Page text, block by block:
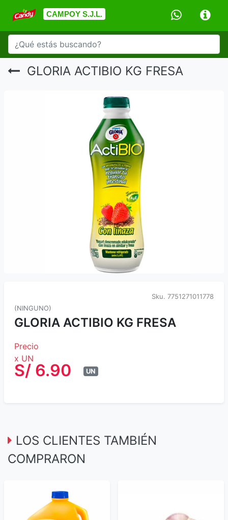
CAMPOY S.J.L.
GLORIA ACTIBIO KG FRESA
Sku. 7751271011778
(NINGUNO)
GLORIA ACTIBIO KG FRESA
Precio
x UN
S/ 6.90 UN
LOS CLIENTES TAMBIÉN
COMPRARON